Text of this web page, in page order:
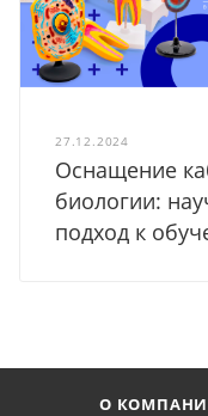
27.12.2024
Оснащение
биологии:
подход к
О